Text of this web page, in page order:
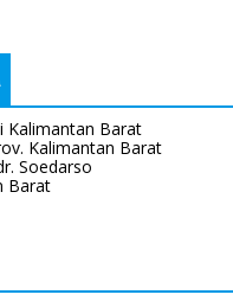
Kalimantan Barat
Kalimantan Barat
Soedarso
Barat